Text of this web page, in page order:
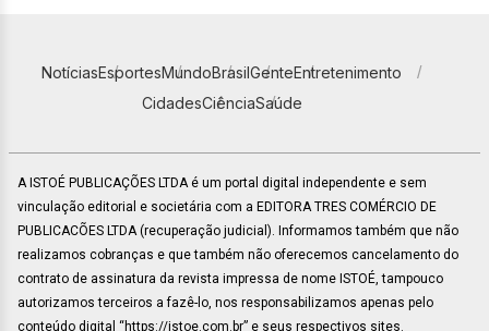
NotíciasEsportesMundoBrasilGenteEntretenimento
CidadesCiênciaSaúde
A ISTOÉ PUBLICAÇÕES LTDA é um portal digital independente e sem
vinculação editorial e societária com a EDITORA TRES COMÉRCIO DE
PUBLICACÕES LTDA (recuperação judicial). Informamos também que não
realizamos cobranças e que também não oferecemos cancelamento do
contrato de assinatura da revista impressa de nome ISTOÉ, tampouco
autorizamos terceiros a fazê-lo, nos responsabilizamos apenas pelo
conteúdo digital “https://istoe.com.br” e seus respectivos sites.